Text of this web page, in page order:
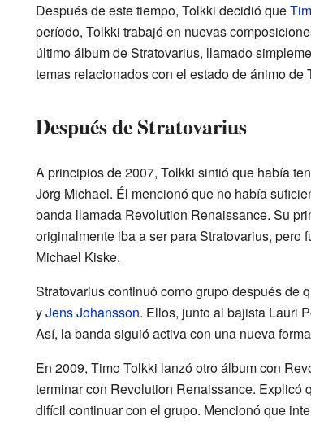
Después de este tiempo, Tolkki decidió que
período, Tolkki trabajó en nuevas
último álbum de Stratovarius, llamado
temas relacionados con el estado de ánimo
Después de Stratovarius
A principios de 2007, Tolkki sintió que había
Jörg Michael. Él mencionó que no había
banda llamada Revolution Renaissance. Su
originalmente iba a ser para Stratovarius, pero
Michael Kiske.
Stratovarius continuó como grupo después de
yJens Johansson. Ellos, junto al bajista Lauri
Así, la banda siguió activa con una nueva
En 2009, Timo Tolkki lanzó otro álbum con
terminar con Revolution Renaissance. Explicó
difícil continuar con el grupo. Mencionó que